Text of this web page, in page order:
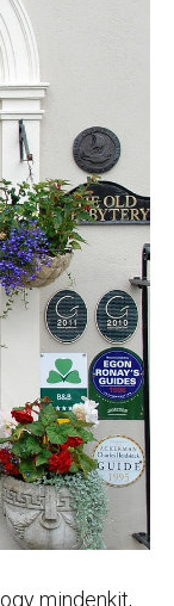
mindenkit,